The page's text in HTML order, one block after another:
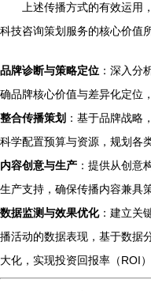
上述传播方式的有效运
科技咨询策划服务的核心价值
品牌诊断与策略定位 ：深入分
确品牌核心价值与差异化定位
整合传播策划 ：基于品牌战略
科学配置预算与资源，规划各
内容创意与生产 ：提供从创意
生产支持，确保传播内容兼具
数据监测与效果优化：建立关
播活动的数据表现，基于数据
大化，实现投资回报率（ROI